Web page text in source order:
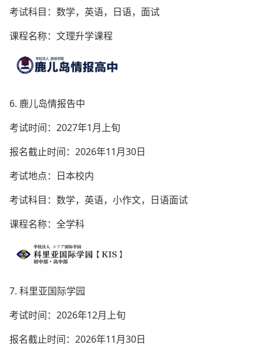
考试科目：数学，英语，日语，面试
课程名称：文理升学课程
6. 鹿儿岛情报告中
考试时间：2027年1月上旬
报名截止时间：2026年11月30日
考试地点：日本校内
考试科目：数学，英语，小作文，日语面试
课程名称：全学科
7. 科里亚国际学园
考试时间：2026年12月上旬
报名截止时间：2026年11月30日